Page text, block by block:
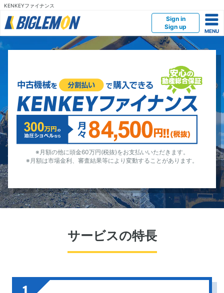
KENKEYファイナンス
Sign in
Sign up
※月額の他に頭金60万円(税抜)をお支払いいただきます。
※月額は市場金利、審査結果等により変動することがあります。
サービスの特長